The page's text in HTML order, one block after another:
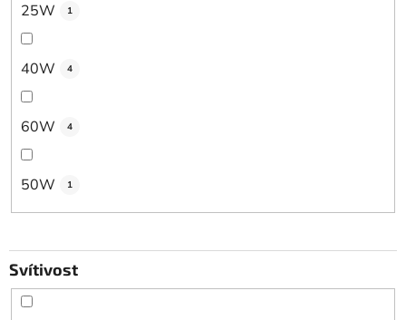
25W 1
40W 4
60W 4
50W 1
Svítivost